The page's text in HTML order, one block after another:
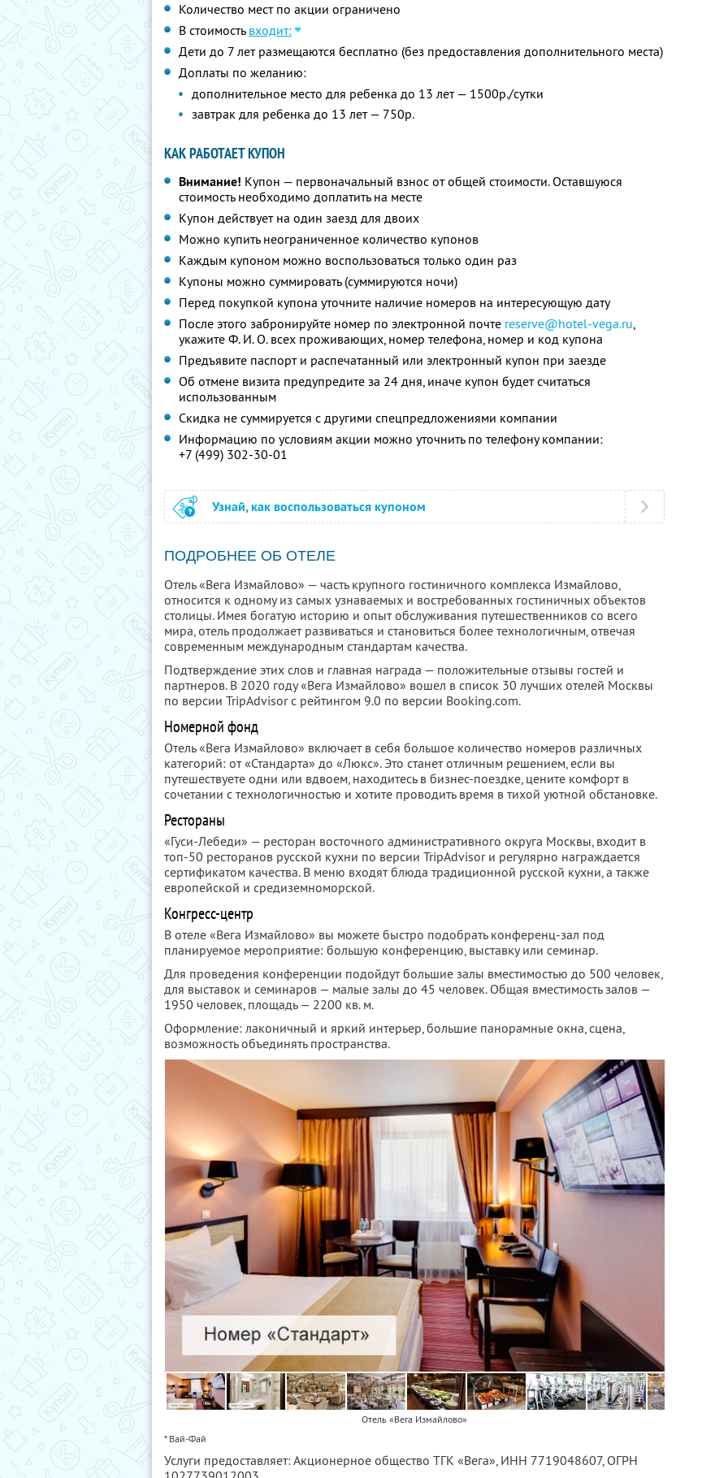
Количество мест по акции ограничено
В стоимость входит:
Дети до 7 лет размещаются бесплатно (без предоставления дополнительного места)
Доплаты по желанию:
дополнительное место для ребенка до 13 лет — 1500р./сутки
завтрак для ребенка до 13 лет — 750р.
КАК РАБОТАЕТ КУПОН
Внимание! Купон — первоначальный взнос от общей стоимости. Оставшуюся
стоимость необходимо доплатить на месте
Купон действует на один заезд для двоих
Можно купить неограниченное количество купонов
Каждым купоном можно воспользоваться только один раз
Купоны можно суммировать (суммируются ночи)
Перед покупкой купона уточните наличие номеров на интересующую дату
После этого забронируйте номер по электронной почте reserve@hotel-vega.ru,
укажите Ф. И. О.всех проживающих, номер телефона, номер и код купона
Предъявите паспорт и распечатанный или электронный купон при заезде
Об отмене визита предупредите за 24 дня, иначе купон будет считаться
использованным
Скидка не суммируется с другими спецпредложениями компании
Информацию по условиям акции можно уточнить по телефону компании:
+7 (499) 302-30-01
Узнай, как воспользоваться купоном
ПОДРОБНЕЕ ОБ ОТЕЛЕ
Отель «Вега Измайлово» — часть крупного гостиничного комплекса Измайлово,
относится к одному из самых узнаваемых и востребованных гостиничных объектов
столицы. Имея богатую историю и опыт обслуживания путешественников со всего
мира, отель продолжает развиваться и становиться более технологичным, отвечая
современным международным стандартам качества.
Подтверждение этих слов и главная награда — положительные отзывы гостей и
партнеров. В 2020 году «Вега Измайлово» вошел в список 30 лучших отелей Москвы
по версии TripAdvisor с рейтингом 9.0 по версии Booking.com.
Номерной фонд
Отель «Вега Измайлово» включает в себя большое количество номеров различных
категорий: от «Стандарта» до «Люкс». Это станет отличным решением, если вы
путешествуете одни или вдвоем, находитесь в бизнес-поездке, цените комфорт в
сочетании с технологичностью и хотите проводить время в тихой уютной обстановке.
Рестораны
«Гуси-Лебеди» — ресторан восточного административного округа Москвы, входит в
топ-50 ресторанов русской кухни по версии TripAdvisor и регулярно награждается
сертификатом качества. В меню входят блюда традиционной русской кухни, а также
европейской и средиземноморской.
Конгресс-центр
В отеле «Вега Измайлово» вы можете быстро подобрать конференц-зал под
планируемое мероприятие: большую конференцию, выставку или семинар.
Для проведения конференции подойдут большие залы вместимостью до 500 человек,
для выставок и семинаров — малые залы до 45 человек. Общая вместимость залов —
1950 человек, площадь — 2200 кв. м.
Оформление: лаконичный и яркий интерьер, большие панорамные окна, сцена,
возможность объединять пространства.
Отель «Вега Измайлово»
* Вай-Фай
Услуги предоставляет: Акционерное общество ТГК «Вега», ИНН 7719048607, ОГРН